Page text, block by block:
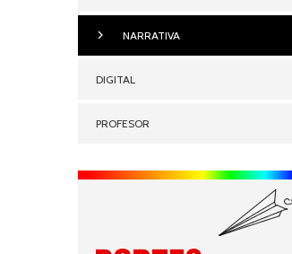
NARRATIVA
DIGITAL
PROFESOR